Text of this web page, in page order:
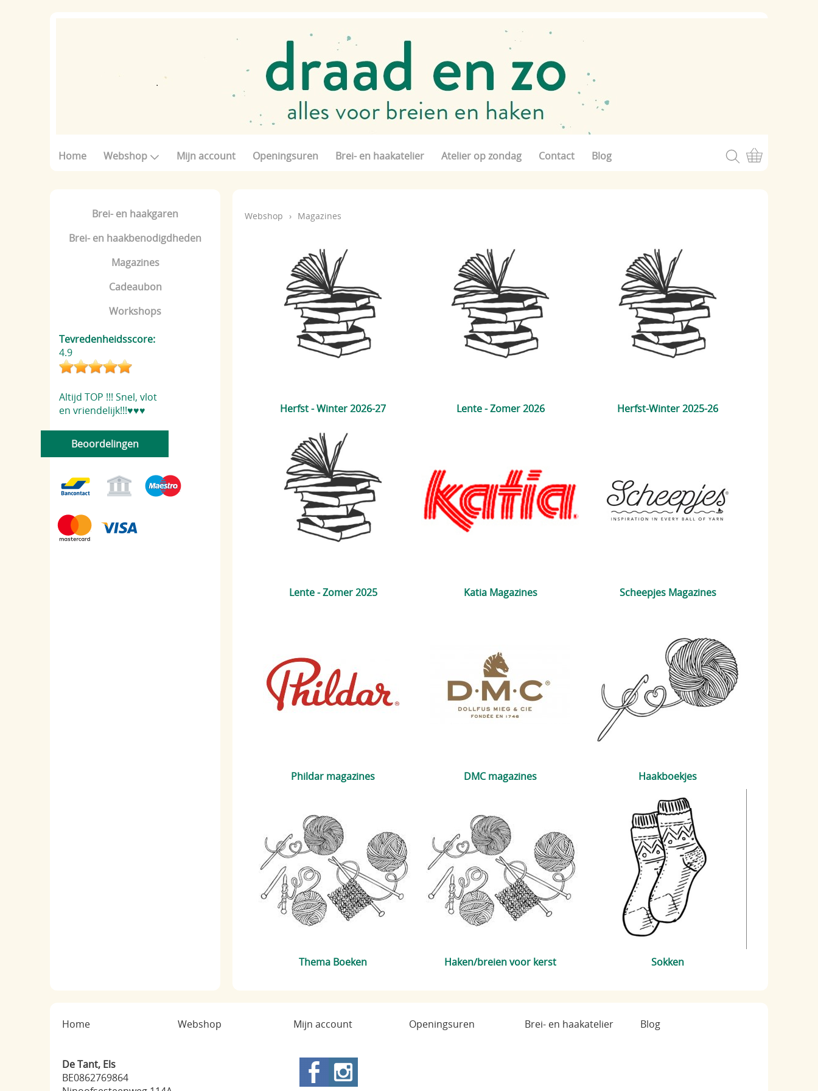
Home Webshop Mijn account Openingsuren Brei- en haakatelier Atelier op zondag Contact Blog
Brei- en haakgaren
Brei- en haakbenodigdheden
Magazines
Cadeaubon
Workshops
Tevredenheidsscore:
4.9
Altijd TOP !!! Snel, vlot
en vriendelijk!!!♥️♥️♥️
Beoordelingen
Webshop › Magazines
Herfst - Winter 2026-27 Lente - Zomer 2026 Herfst-Winter 2025-26
Lente - Zomer 2025 Katia Magazines Scheepjes Magazines
Phildar magazines DMC magazines Haakboekjes
Thema Boeken Haken/breien voor kerst Sokken
Home Webshop Mijn account Openingsuren Brei- en haakatelier Blog
De Tant, Els
BE0862769864